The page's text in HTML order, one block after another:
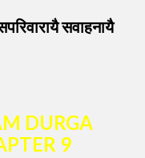
सवाहनायै
DURGA
9